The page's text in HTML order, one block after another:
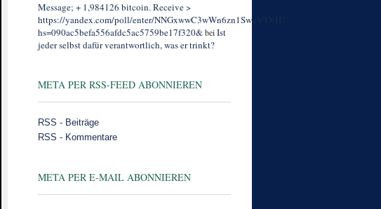
Message; + 1,984126 bitcoin. Receive >
https://yandex.com/poll/enter/NNGxwwC3wWn6zn1SwuVTVH?
hs=090ac5befa556afdc5ac5759be17f320&beiIst
jeder selbst dafür verantwortlich, was er trinkt?
META PER RSS-FEED ABONNIEREN
RSS - Beiträge
RSS - Kommentare
META PER E-MAIL ABONNIEREN